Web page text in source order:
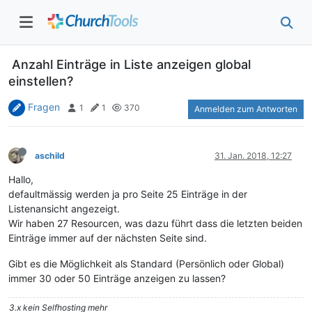
Anzahl Einträge in Liste anzeigen global
einstellen?
Fragen 1 1 370 Anmelden zum Antworten
aschild 31. Jan. 2018, 12:27
Hallo,
defaultmässig werden ja pro Seite 25 Einträge in der
Listenansicht angezeigt.
Wir haben 27 Resourcen, was dazu führt dass die letzten beiden
Einträge immer auf der nächsten Seite sind.
Gibt es die Möglichkeit als Standard (Persönlich oder Global)
immer 30 oder 50 Einträge anzeigen zu lassen?
3.x kein Selfhosting mehr